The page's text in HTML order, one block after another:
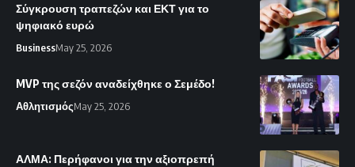
Σύγκρουση τραπεζών και ΕΚΤ για το
ψηφιακό ευρώ
BusinessMay 25, 2026
MVP της σεζόν αναδείχθηκε ο Σεμέδο!
ΑθλητισμόςMay 25, 2026
ΑΛΜΑ: Περήφανοι για την αξιοπρεπή